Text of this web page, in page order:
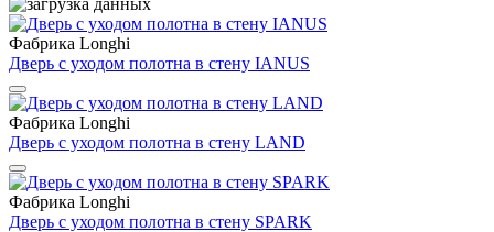
Фабрика Longhi
Дверь с уходом полотна в стену IANUS
Фабрика Longhi
Дверь с уходом полотна в стену LAND
Фабрика Longhi
Дверь с уходом полотна в стену SPARK